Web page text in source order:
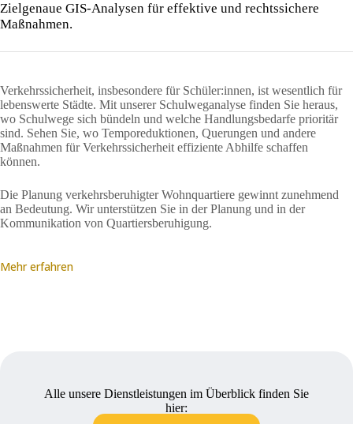
Zielgenaue GIS-Analysen für effektive und rechtssichere
Maßnahmen.
Verkehrssicherheit, insbesondere für Schüler:innen, ist wesentlich für
lebenswerte Städte. Mit unserer Schulweganalyse finden Sie heraus,
wo Schulwege sich bündeln und welche Handlungsbedarfe prioritär
sind. Sehen Sie, wo Temporeduktionen, Querungen und andere
Maßnahmen für Verkehrssicherheit effiziente Abhilfe schaffen
können.
Die Planung verkehrsberuhigter Wohnquartiere gewinnt zunehmend
an Bedeutung. Wir unterstützen Sie in der Planung und in der
Kommunikation von Quartiersberuhigung.
Mehr erfahren
Alle unsere Dienstleistungen im Überblick finden Sie
hier: